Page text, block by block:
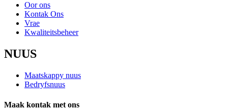
Oor ons
Kontak Ons
Vrae
Kwaliteitsbeheer
NUUS
Maatskappy nuus
Bedryfsnuus
Maak kontak met ons